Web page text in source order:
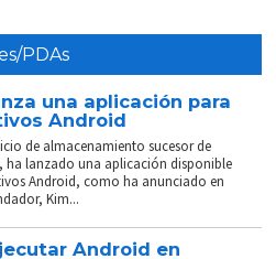
PDAs
una aplicación para
Android
de almacenamiento sucesor de
ha lanzado una aplicación disponible
Android, como ha anunciado en
Kim...
Android en